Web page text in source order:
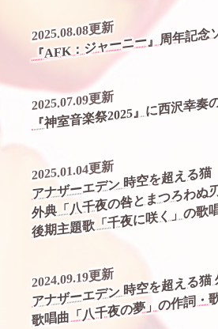
2025.08.08更新
『AFK：ジャーニー』周年記
2025.07.09更新
『神室⾳楽祭2025』に西沢幸
2025.01.04更新
アナザーエデン 時空を超える猫
外典「八千夜の咎とまつろわぬ
後期主題歌「千夜に咲く」の
2024.09.19更新
アナザーエデン 時空を超える
歌唱曲「八千夜の夢」の作詞